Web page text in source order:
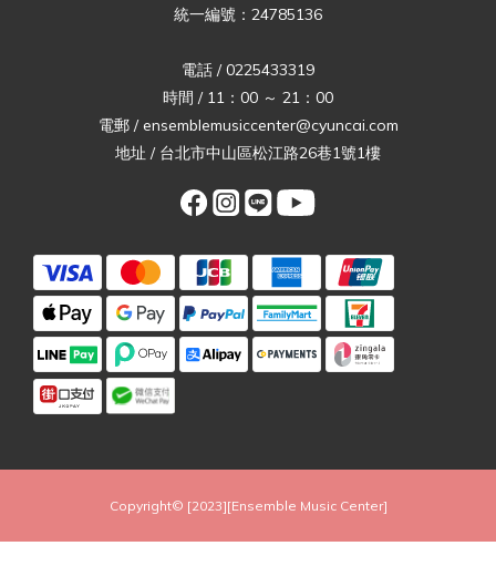
統一編號：24785136
電話 / 0225433319
時間 / 11：00 ～ 21：00
電郵 / ensemblemusiccenter@cyuncai.com
地址 / 台北市中山區松江路26巷1號1樓
Copyright© [2023][Ensemble Music Center]